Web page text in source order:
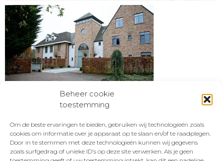
Beheer cookie
toestemming
Om de beste ervaringen te bieden, gebruiken wij technologieën zoals
cookies om informatie over je apparaat op te slaan en/of te raadplegen.
Door in te stemmen met deze technologieën kunnen wij gegevens
zoals surfgedrag of unieke ID's op deze site verwerken. Als je geen
KUMPEN RED NV
Bedrijfsstraat 17
B-3500 Hasselt
T +32 11 30 71 00
info@kumpenred.be
www.kumpenred.be